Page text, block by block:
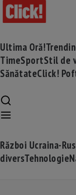
Ultima Oră!
TimeSportStil de
SănătateClick!
Război Ucraina-
diversTehnologie